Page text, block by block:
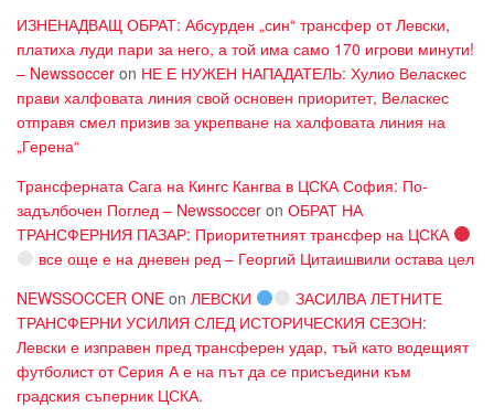
ИЗНЕНАДВАЩ ОБРАТ: Абсурден „син“ трансфер от Левски,
платиха луди пари за него, а той има само 170 игрови минути!
– Newssoccer on НЕ Е НУЖЕН НАПАДАТЕЛЬ: Хулио Веласкес
прави халфовата линия свой основен приоритет, Веласкес
отправя смел призив за укрепване на халфовата линия на
„Герена“
Трансферната Сага на Кингс Кангва в ЦСКА София: По-
задълбочен Поглед – Newssoccer on ОБРАТ НА
ТРАНСФЕРНИЯ ПАЗАР: Приоритетният трансфер на ЦСКА
все още е на дневен ред – Георгий Цитаишвили остава цел
NEWSSOCCER ONE on ЛЕВСКИ
ЗАСИЛВА ЛЕТНИТЕ
ТРАНСФЕРНИ УСИЛИЯ СЛЕД ИСТОРИЧЕСКИЯ СЕЗОН:
Левски е изправен пред трансферен удар, тъй като водещият
футболист от Серия А е на път да се присъедини към
градския съперник ЦСКА.